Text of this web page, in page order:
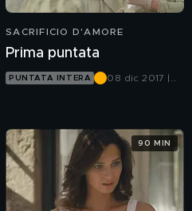
SACRIFICIO D'AMORE
Prima puntata
PUNTATA INTERA
08 dic 2017 |
90 MIN